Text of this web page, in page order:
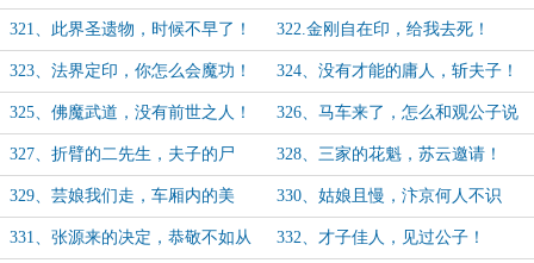
如来玉手》， 来？
321、此界圣遗物，时候不早了！ 322.金刚自在印，给我去死！
323、法界定印，你怎么会魔功！ 324、没有才能的庸人，斩夫子！
325、佛魔武道，没有前世之人！ 326、马车来了，怎么和观公子说
话的！
327、折臂的二先生，夫子的尸
体，蛟龙潜水！
328、三家的花魁，苏云邀请！
329、芸娘我们走，车厢内的美
人！
330、姑娘且慢，汴京何人不识
君！
331、张源来的决定，恭敬不如从 332、才子佳人，见过公子！